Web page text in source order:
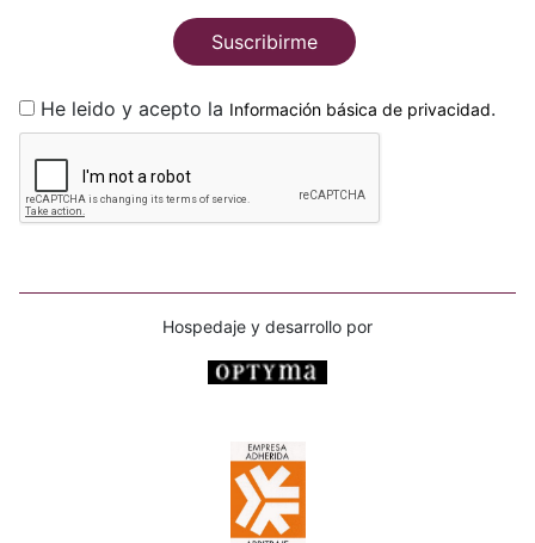
Suscribirme
He leido y acepto la Información básica de privacidad.
Hospedaje y desarrollo por